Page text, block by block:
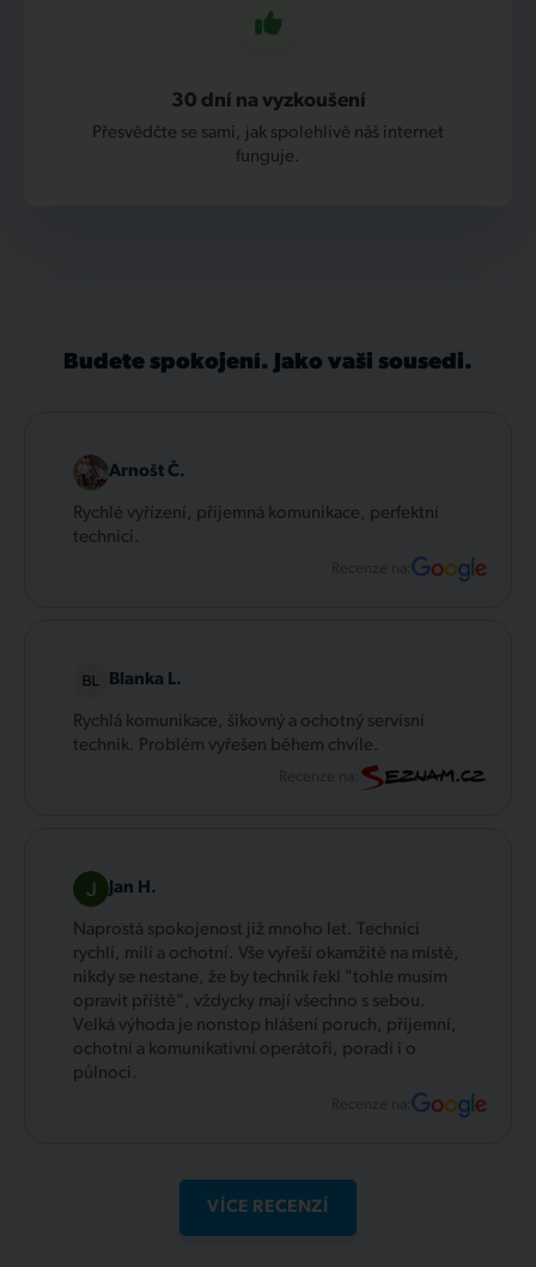
30 dní na vyzkoušení
Přesvědčte se sami, jak spolehlivě náš internet
funguje.
Budete spokojení. Jako vaši sousedi.
Arnošt Č.
Rychlé vyřízení, příjemná komunikace, perfektní
technici.
Recenze na:
Blanka L.
Rychlá komunikace, šikovný a ochotný servisní
technik. Problém vyřešen během chvíle.
Jan H.
Naprostá spokojenost již mnoho let. Technici
rychlí, milí a ochotní. Vše vyřeší okamžitě na místě,
nikdy se nestane, že by technik řekl "tohle musím
opravit příště", vždycky mají všechno s sebou.
Velká výhoda je nonstop hlášení poruch, příjemní,
ochotní a komunikativní operátoři, poradí i o
půlnoci.
Recenze na:
VÍCE RECENZÍ